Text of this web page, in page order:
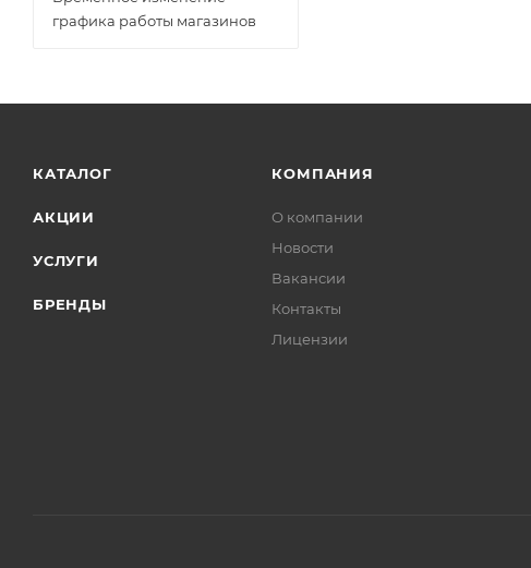
Гайки, шпильки
Датчики
Диафрагма
графика работы магазинов
КАТАЛОГ
АКЦИИ
УСЛУГИ
БРЕНДЫ
КОМПАНИЯ
О компании
Новости
Вакансии
Контакты
Лицензии